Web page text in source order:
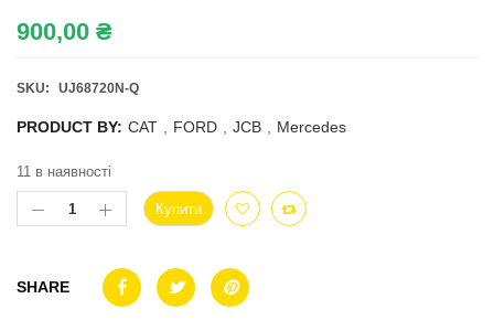
900,00 ₴
SKU: UJ68720N-Q
PRODUCT BY: CAT FORD JCB Mercedes
11 в наявності
Купити
SHARE